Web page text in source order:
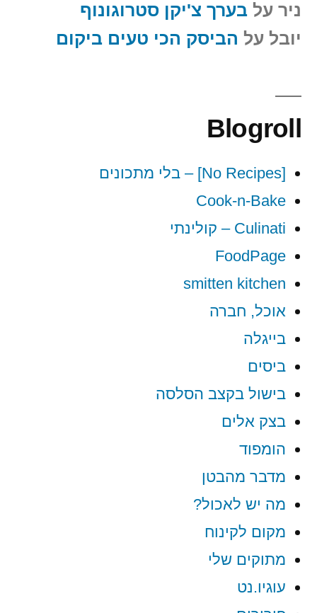
ניר על בערך צ'יקן סטרוגונוף
יובל על הביסק הכי טעים ביקום
Blogroll
[No Recipes] – בלי מתכונים
Cook-n-Bake
Culinati – קולינתי
FoodPage
smitten kitchen
אוכל, חברה
בייגלה
ביסים
בישול בקצב הסלסה
בצק אלים
הומפוד
מדבר מהבטן
מה יש לאכול?
מקום לקינוח
מתוקים שלי
עוגיו.נט